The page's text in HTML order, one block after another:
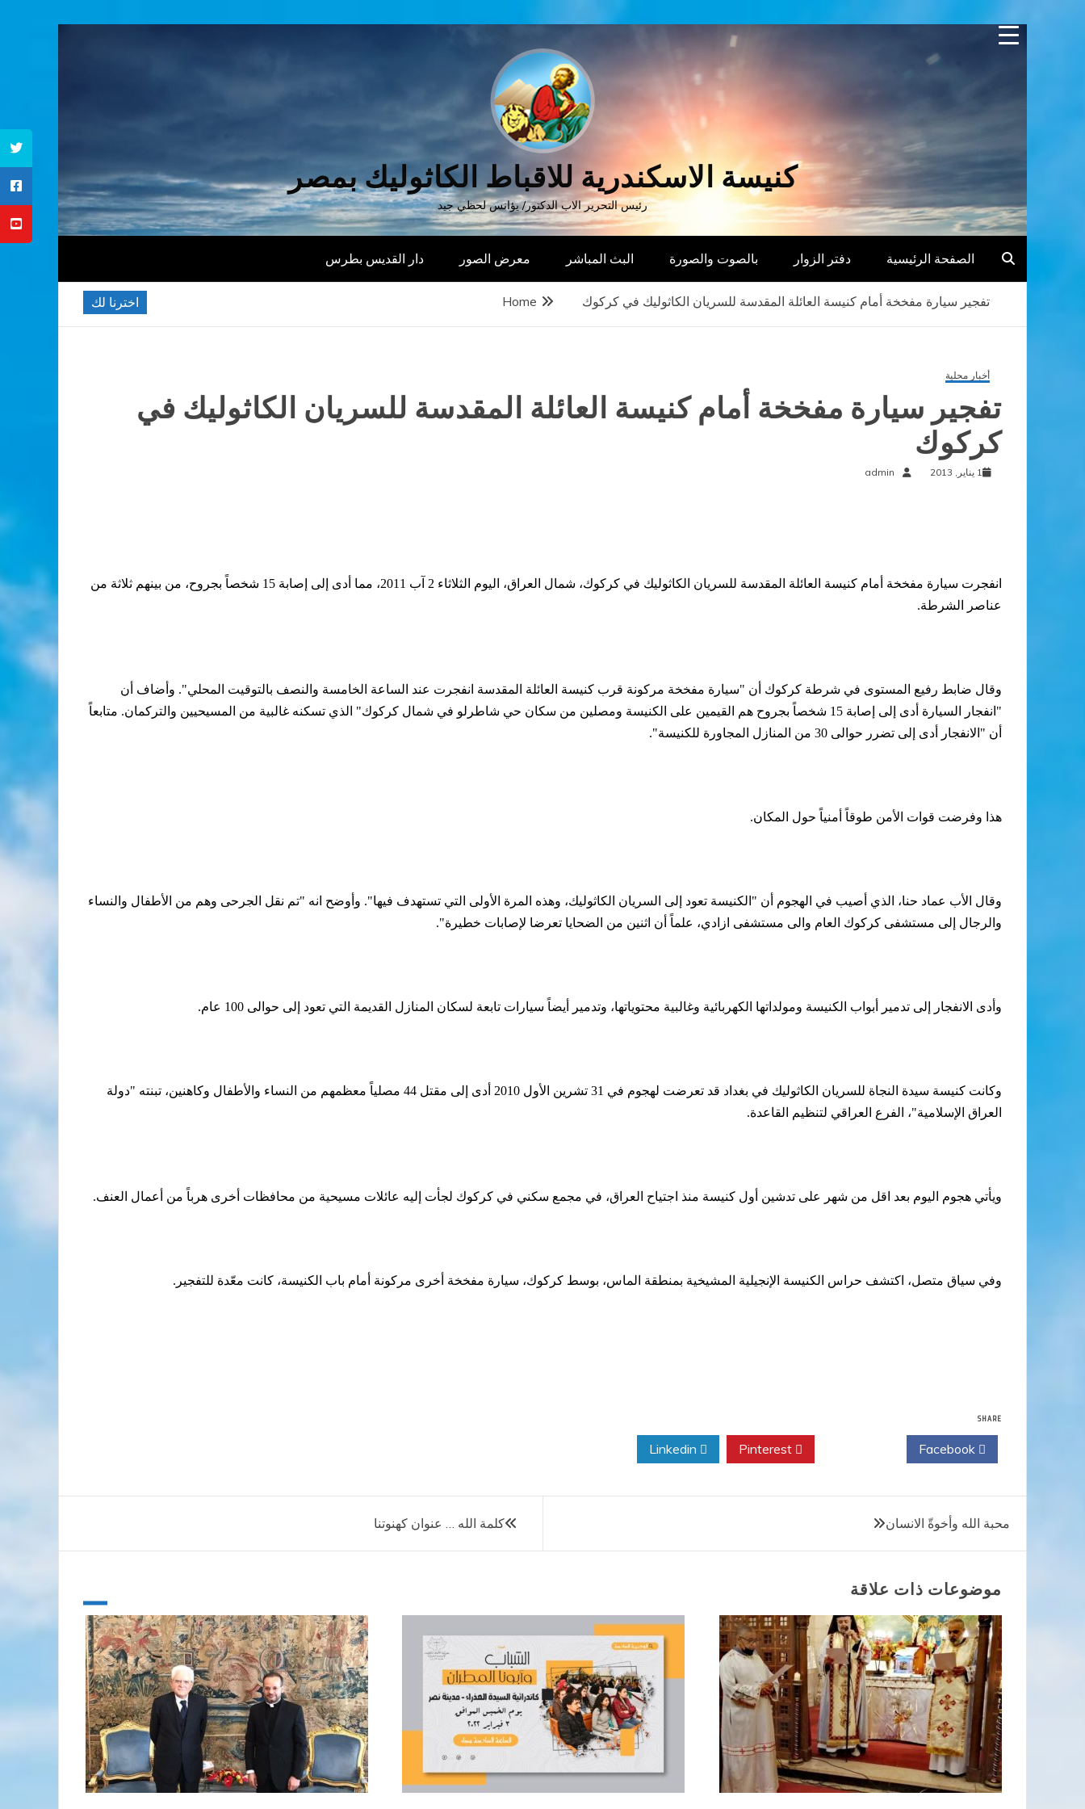
Skip
كنيسة الاسكندرية للاقباط الكاثوليك بمصر
رئيس التحرير الاب الدكتور/ يؤانس لحظي جيد
الصفحة الرئيسية دفتر الزوار بالصوت والصورة البث المباشر معرض الصور دار القديس بطرس
اخترنا لك Home تفجير سيارة مفخخة أمام كنيسة العائلة المقدسة للسريان الكاثوليك في كركوك
أخبار محلية
تفجير سيارة مفخخة أمام كنيسة العائلة المقدسة للسريان الكاثوليك في
كركوك
1 يناير, 2013 admin
انفجرت سيارة مفخخة أمام كنيسة العائلة المقدسة للسريان الكاثوليك في كركوك، شمال العراق، اليوم الثلاثاء 2 آب 2011، مما أدى إلى إصابة 15 شخصاً بجروح، من بينهم ثلاثة من
عناصر الشرطة.
وقال ضابط رفيع المستوى في شرطة كركوك أن "سيارة مفخخة مركونة قرب كنيسة العائلة المقدسة انفجرت عند الساعة الخامسة والنصف بالتوقيت المحلي". وأضاف أن
"انفجار السيارة أدى إلى إصابة 15 شخصاً بجروح هم القيمين على الكنيسة ومصلين من سكان حي شاطرلو في شمال كركوك" الذي تسكنه غالبية من المسيحيين والتركمان. متابعاً
أن "الانفجار أدى إلى تضرر حوالى 30 من المنازل المجاورة للكنيسة".
هذا وفرضت قوات الأمن طوقاً أمنياً حول المكان.
وقال الأب عماد حنا، الذي أصيب في الهجوم أن "الكنيسة تعود إلى السريان الكاثوليك، وهذه المرة الأولى التي تستهدف فيها". وأوضح انه "تم نقل الجرحى وهم من الأطفال والنساء
والرجال إلى مستشفى كركوك العام والى مستشفى ازادي، علماً أن اثنين من الضحايا تعرضا لإصابات خطيرة".
وأدى الانفجار إلى تدمير أبواب الكنيسة ومولداتها الكهربائية وغالبية محتوياتها، وتدمير أيضاً سيارات تابعة لسكان المنازل القديمة التي تعود إلى حوالى 100 عام.
وكانت كنيسة سيدة النجاة للسريان الكاثوليك في بغداد قد تعرضت لهجوم في 31 تشرين الأول 2010 أدى إلى مقتل 44 مصلياً معظمهم من النساء والأطفال وكاهنين، تبنته "دولة
العراق الإسلامية"، الفرع العراقي لتنظيم القاعدة.
ويأتي هجوم اليوم بعد اقل من شهر على تدشين أول كنيسة منذ اجتياح العراق، في مجمع سكني في كركوك لجأت إليه عائلات مسيحية من محافظات أخرى هرباً من أعمال العنف.
وفي سياق متصل، اكتشف حراس الكنيسة الإنجيلية المشيخية بمنطقة الماس، بوسط كركوك، سيارة مفخخة أخرى مركونة أمام باب الكنيسة، كانت معّدة للتفجير.
SHARE
تصفّح
المقالات
كلمة الله … عنوان كهنوتنا محبة الله وأخوةّ الانسان
موضوعات ذات علاقة